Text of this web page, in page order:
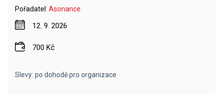
Pořadatel: Asonance
12. 9. 2026
700 Kč
Slevy: po dohodě pro organizace